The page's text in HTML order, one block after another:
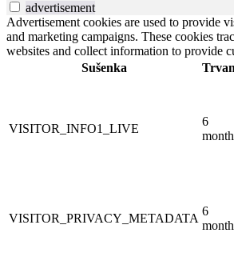
advertisement
Advertisement cookies are used to provide
and marketing campaigns. These cookies
websites and collect information to provide
Sušenka
VISITOR_INFO1_LIVE
6
VISITOR_PRIVACY_METADATA
6